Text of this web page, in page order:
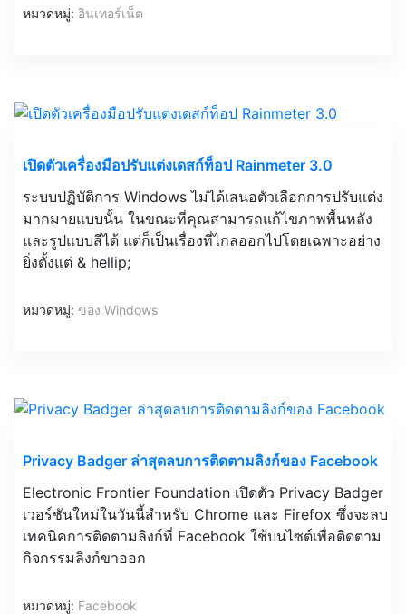
หมวดหมู่: อินเทอร์เน็ต
เปิดตัวเครื่องมือปรับแต่งเดสก์ท็อป Rainmeter 3.0
ระบบปฏิบัติการ Windows ไม่ได้เสนอตัวเลือกการปรับแต่ง
มากมายแบบนั้น ในขณะที่คุณสามารถแก้ไขภาพพื้นหลัง
และรูปแบบสีได้ แต่ก็เป็นเรื่องที่ไกลออกไปโดยเฉพาะอย่าง
ยิ่งตั้งแต่ & hellip;
หมวดหมู่: ของ Windows
Privacy Badger ล่าสุดลบการติดตามลิงก์ของ Facebook
Electronic Frontier Foundation เปิดตัว Privacy Badger
เวอร์ชันใหม่ในวันนี้สำหรับ Chrome และ Firefox ซึ่งจะลบ
เทคนิคการติดตามลิงก์ที่ Facebook ใช้บนไซต์เพื่อติดตาม
กิจกรรมลิงก์ขาออก
หมวดหมู่: Facebook